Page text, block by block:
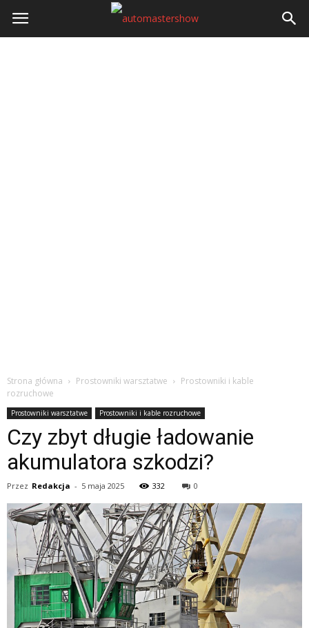
Strona główna Prostowniki warsztatwe
Prostowniki i kable
rozruchowe
Prostowniki warsztatwe Prostowniki i kable rozruchowe
Czy zbyt długie ładowanie
akumulatora szkodzi?
Przez Redakcja - 5 maja 2025 332 0